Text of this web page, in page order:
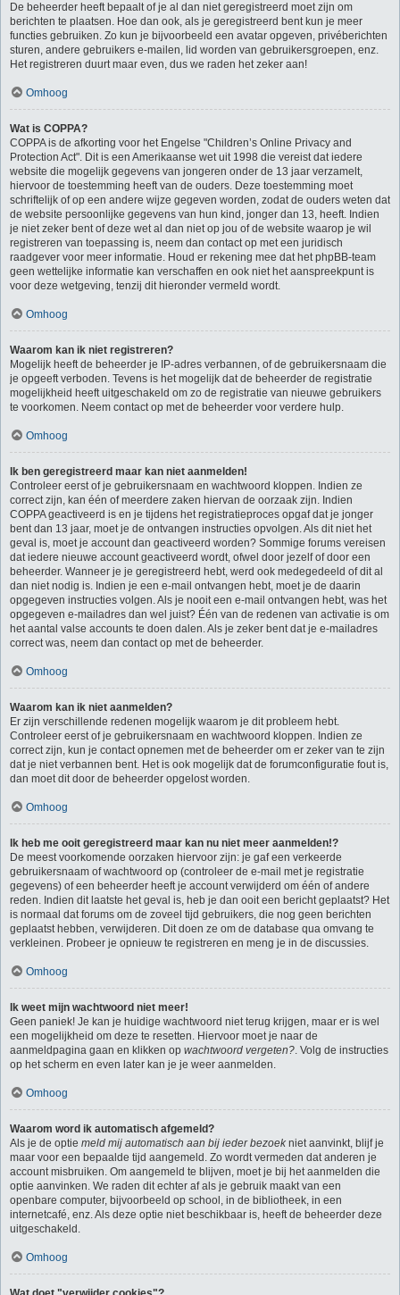
De beheerder heeft bepaalt of je al dan niet geregistreerd moet zijn om
berichten te plaatsen. Hoe dan ook, als je geregistreerd bent kun je meer
functies gebruiken. Zo kun je bijvoorbeeld een avatar opgeven, privéberichten
sturen, andere gebruikers e-mailen, lid worden van gebruikersgroepen, enz.
Het registreren duurt maar even, dus we raden het zeker aan!
Omhoog
Wat is COPPA?
COPPA is de afkorting voor het Engelse "Children’s Online Privacy and
Protection Act". Dit is een Amerikaanse wet uit 1998 die vereist dat iedere
website die mogelijk gegevens van jongeren onder de 13 jaar verzamelt,
hiervoor de toestemming heeft van de ouders. Deze toestemming moet
schriftelijk of op een andere wijze gegeven worden, zodat de ouders weten dat
de website persoonlijke gegevens van hun kind, jonger dan 13, heeft. Indien
je niet zeker bent of deze wet al dan niet op jou of de website waarop je wil
registreren van toepassing is, neem dan contact op met een juridisch
raadgever voor meer informatie. Houd er rekening mee dat het phpBB-team
geen wettelijke informatie kan verschaffen en ook niet het aanspreekpunt is
voor deze wetgeving, tenzij dit hieronder vermeld wordt.
Omhoog
Waarom kan ik niet registreren?
Mogelijk heeft de beheerder je IP-adres verbannen, of de gebruikersnaam die
je opgeeft verboden. Tevens is het mogelijk dat de beheerder de registratie
mogelijkheid heeft uitgeschakeld om zo de registratie van nieuwe gebruikers
te voorkomen. Neem contact op met de beheerder voor verdere hulp.
Omhoog
Ik ben geregistreerd maar kan niet aanmelden!
Controleer eerst of je gebruikersnaam en wachtwoord kloppen. Indien ze
correct zijn, kan één of meerdere zaken hiervan de oorzaak zijn. Indien
COPPA geactiveerd is en je tijdens het registratieproces opgaf dat je jonger
bent dan 13 jaar, moet je de ontvangen instructies opvolgen. Als dit niet het
geval is, moet je account dan geactiveerd worden? Sommige forums vereisen
dat iedere nieuwe account geactiveerd wordt, ofwel door jezelf of door een
beheerder. Wanneer je je geregistreerd hebt, werd ook medegedeeld of dit al
dan niet nodig is. Indien je een e-mail ontvangen hebt, moet je de daarin
opgegeven instructies volgen. Als je nooit een e-mail ontvangen hebt, was het
opgegeven e-mailadres dan wel juist? Één van de redenen van activatie is om
het aantal valse accounts te doen dalen. Als je zeker bent dat je e-mailadres
correct was, neem dan contact op met de beheerder.
Omhoog
Waarom kan ik niet aanmelden?
Er zijn verschillende redenen mogelijk waarom je dit probleem hebt.
Controleer eerst of je gebruikersnaam en wachtwoord kloppen. Indien ze
correct zijn, kun je contact opnemen met de beheerder om er zeker van te zijn
dat je niet verbannen bent. Het is ook mogelijk dat de forumconfiguratie fout is,
dan moet dit door de beheerder opgelost worden.
Omhoog
Ik heb me ooit geregistreerd maar kan nu niet meer aanmelden!?
De meest voorkomende oorzaken hiervoor zijn: je gaf een verkeerde
gebruikersnaam of wachtwoord op (controleer de e-mail met je registratie
gegevens) of een beheerder heeft je account verwijderd om één of andere
reden. Indien dit laatste het geval is, heb je dan ooit een bericht geplaatst? Het
is normaal dat forums om de zoveel tijd gebruikers, die nog geen berichten
geplaatst hebben, verwijderen. Dit doen ze om de database qua omvang te
verkleinen. Probeer je opnieuw te registreren en meng je in de discussies.
Omhoog
Ik weet mijn wachtwoord niet meer!
Geen paniek! Je kan je huidige wachtwoord niet terug krijgen, maar er is wel
een mogelijkheid om deze te resetten. Hiervoor moet je naar de
aanmeldpagina gaan en klikken op wachtwoord vergeten?. Volg de instructies
op het scherm en even later kan je je weer aanmelden.
Omhoog
Waarom word ik automatisch afgemeld?
Als je de optie meld mij automatisch aan bij ieder bezoek niet aanvinkt, blijf je
maar voor een bepaalde tijd aangemeld. Zo wordt vermeden dat anderen je
account misbruiken. Om aangemeld te blijven, moet je bij het aanmelden die
optie aanvinken. We raden dit echter af als je gebruik maakt van een
openbare computer, bijvoorbeeld op school, in de bibliotheek, in een
internetcafé, enz. Als deze optie niet beschikbaar is, heeft de beheerder deze
uitgeschakeld.
Omhoog